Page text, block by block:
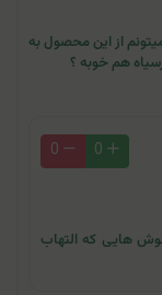
از این محصول به
هم خوبه ؟
0
0
هایی که التهاب